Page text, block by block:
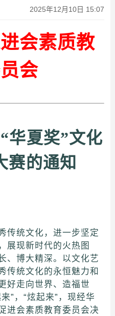
2025年12月10日 15:07
会素质教
会
华夏奖”文化
赛的通知
传统文化，进一步坚定
展现新时代的火热图
、博大精深。以文化艺
传统文化的永恒魅力和
好走向世界、造福世
”，“炫起来”，现经华
进会素质教育委员会决